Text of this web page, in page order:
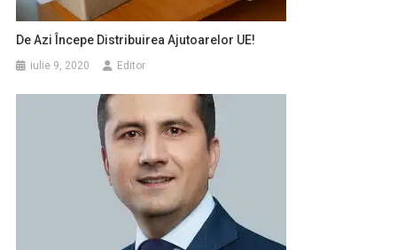
De Azi Începe Distribuirea Ajutoarelor UE!
iulie 9, 2020 Editor